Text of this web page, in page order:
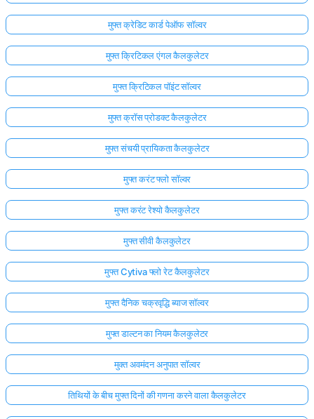
मुफ्त क्रेडिट कार्ड पेऑफ सॉल्वर
मुफ्त क्रिटिकल एंगल कैलकुलेटर
मुफ्त क्रिटिकल पॉइंट सॉल्वर
मुफ्त क्रॉस प्रोडक्ट कैलकुलेटर
मुफ्त संचयी प्रायिकता कैलकुलेटर
मुफ्त करंट फ्लो सॉल्वर
मुफ्त करंट रेश्यो कैलकुलेटर
मुफ्त सीवी कैलकुलेटर
मुफ्त Cytiva फ्लो रेट कैलकुलेटर
मुफ्त दैनिक चक्रवृद्धि ब्याज सॉल्वर
मुफ्त डाल्टन का नियम कैलकुलेटर
मुक्त अवमंदन अनुपात सॉल्वर
तिथियों के बीच मुफ्त दिनों की गणना करने वाला कैलकुलेटर